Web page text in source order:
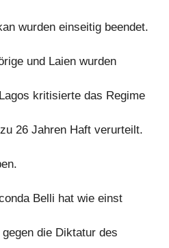
wurden einseitig beendet.
und Laien wurden
kritisierte das Regime
26 Jahren Haft verurteilt.
Belli hat wie einst
die Diktatur des